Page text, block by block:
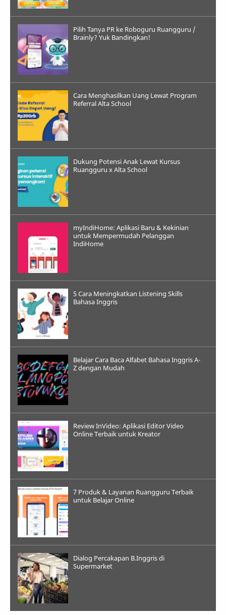
Pilih Tanya PR ke Roboguru Ruangguru /
Brainly? Yuk Bandingkan!
Cara Menghasilkan Uang Lewat Program
Referral Alta School
Dukung Potensi Anak Lewat Kursus
Ruangguru x Alta School
myIndiHome: Aplikasi Baru & Kekinian
untuk Mempermudah Pelanggan
IndiHome
5 Cara Meningkatkan Listening Skills
Bahasa Inggris
Belajar Cara Baca Alfabet Bahasa Inggris A-
Z dengan Mudah
Review InVideo: Aplikasi Editor Video
Online Terbaik untuk Kreator
7 Produk & Layanan Ruangguru Terbaik
untuk Belajar Online
Dialog Percakapan B.Inggris di
Supermarket